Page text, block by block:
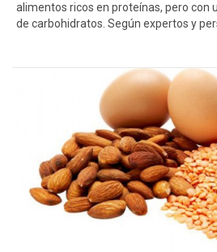
alimentos ricos en proteínas, pero con
de carbohidratos. Según expertos y